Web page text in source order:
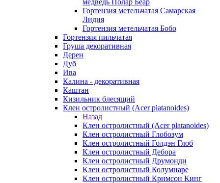
медведь Полар Беар
Гортензия метельчатая Самарская
Лидия
Гортензия метельчатая Бобо
Гортензия пильчатая
Груша декоративная
Дерен
Дуб
Ива
Калина - декоративная
Каштан
Кизильник блесящий
Клен остролистный (Acer platanoides)
Назад
Клен остролистный (Acer platanoides)
Клен остролистный Глобозум
Клен остролистный Голдэн Глоб
Клен остролистный Дебора
Клен остролистный Друмонди
Клен остролистный Колумнаре
Клен остролистный Кримсон Кинг